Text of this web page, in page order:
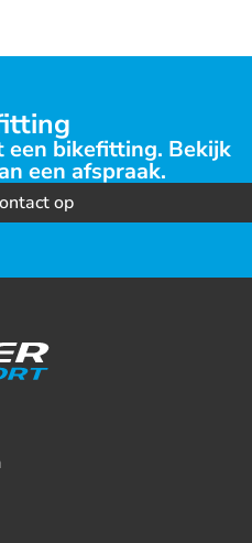
een bikefitting. Bekijk
een afspraak.
op